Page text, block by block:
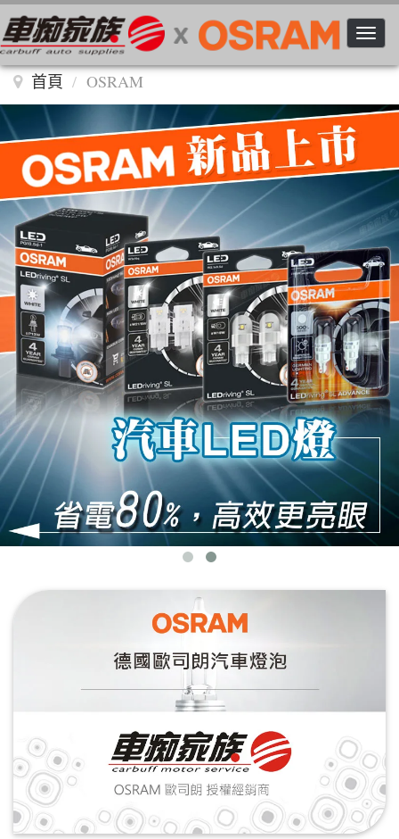
Toggle
首頁 OSRAM